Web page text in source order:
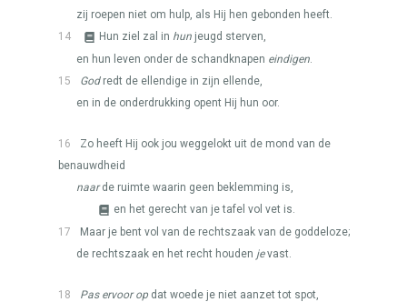
zij roepen niet om hulp, als Hij hen gebonden heeft.
14
Hun ziel zal in hun jeugd sterven,
en hun leven onder de schandknapen eindigen.
15
Godredt de ellendige in zijn ellende,
en in de onderdrukking opent Hij hun oor.
16
Zo heeft Hij ook jou weggelokt uit de mond van de
benauwdheid
naarde ruimte waarin geen beklemming is,
en het gerecht van je tafel vol vet is.
17
Maar je bent vol van de rechtszaak van de goddeloze;
de rechtszaak en het recht houden jevast.
18 Pas ervoor op dat woede je niet aanzet tot spot,